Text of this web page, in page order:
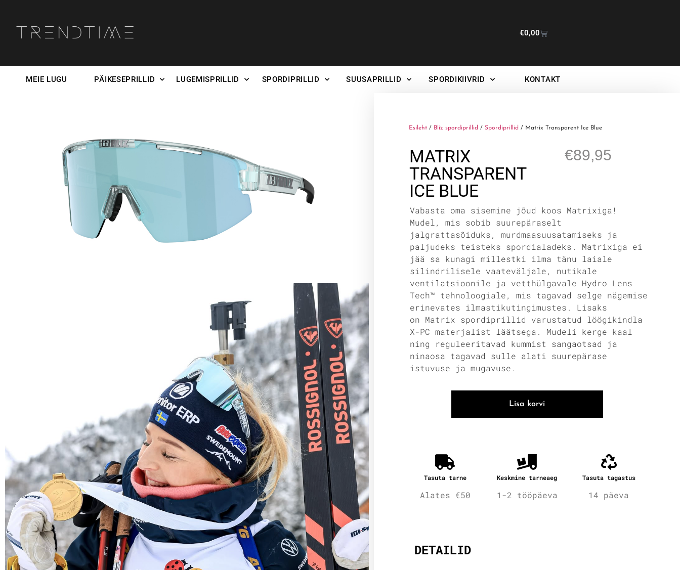
€0,00
MEIE LUGU PÄIKESEPRILLID LUGEMISPRILLID SPORDIPRILLID SUUSAPRILLID SPORDIKIIVRID KONTAKT
Esileht / Bliz spordiprillid /Spordiprillid / Matrix Transparent Ice Blue
MATRIX
TRANSPARENT
ICE BLUE
€89,95
Vabasta oma sisemine jõud koos Matrixiga!
Mudel, mis sobib suurepäraselt
jalgrattasõiduks, murdmaasuusatamiseks ja
paljudeks teisteks spordialadeks. Matrixiga ei
jää sa kunagi millestki ilma tänu laiale
silindrilisele vaateväljale, nutikale
ventilatsioonile ja vetthülgavale Hydro Lens
Tech™ tehnoloogiale, mis tagavad selge nägemise
erinevates ilmastikutingimustes. Lisaks
on Matrix spordiprillid varustatud löögikindla
X-PC materjalist läätsega. Mudeli kerge kaal
ning reguleeritavad kummist sangaotsad ja
ninaosa tagavad sulle alati suurepärase
istuvuse ja mugavuse.
Lisa korvi
Tasuta tarne
Alates €50
Keskmine tarneaeg
1-2 tööpäeva
Tasuta tagastus
14 päeva
DETAILID